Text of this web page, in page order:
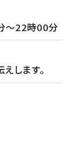
～22時00分
します。